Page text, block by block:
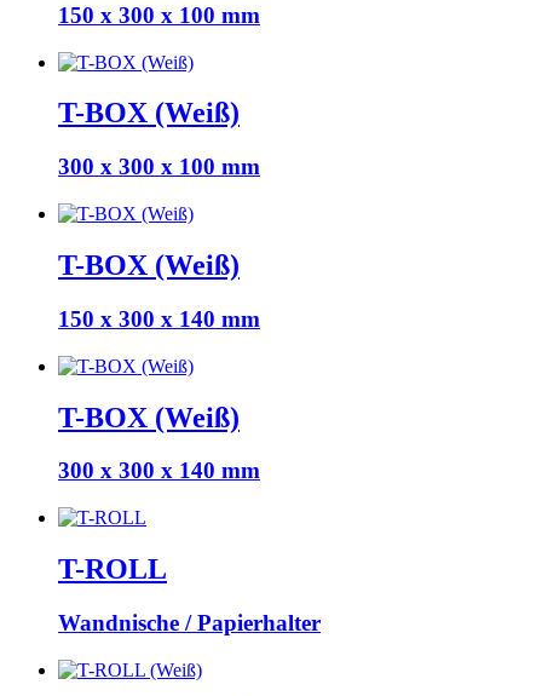
150 x 300 x 100 mm
T-BOX (Weiß)
300 x 300 x 100 mm
T-BOX (Weiß)
150 x 300 x 140 mm
T-BOX (Weiß)
300 x 300 x 140 mm
T-ROLL
Wandnische / Papierhalter